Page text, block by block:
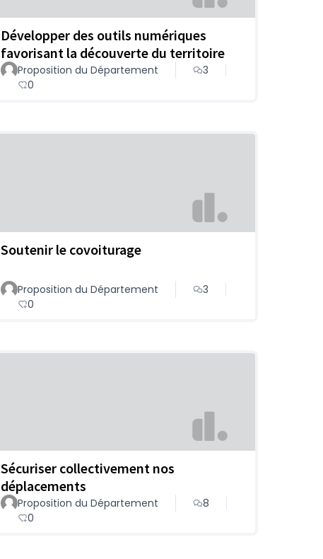
Développer des outils numériques
favorisant la découverte du territoire
Proposition du Département
3
0
Soutenir le covoiturage
Proposition du Département
3
0
Sécuriser collectivement nos
déplacements
Proposition du Département
8
0